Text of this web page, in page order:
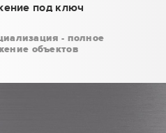
под ключ
- полное
объектов